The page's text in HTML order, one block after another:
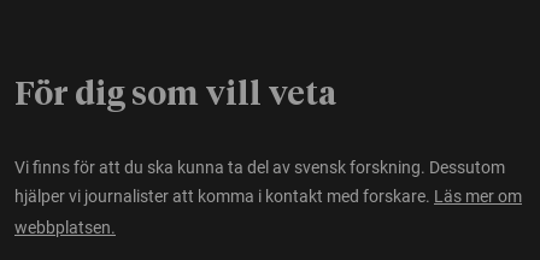
För dig som vill veta
Vi finns för att du ska kunna ta del av svensk forskning. Dessutom
hjälper vi journalister att komma i kontakt med forskare. Läs mer om
webbplatsen.